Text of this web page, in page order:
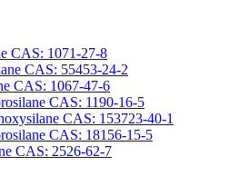
CAS: 1071-27-8
CAS: 55453-24-2
CAS: 1067-47-6
CAS: 1190-16-5
CAS: 153723-40-1
CAS: 18156-15-5
CAS: 2526-62-7